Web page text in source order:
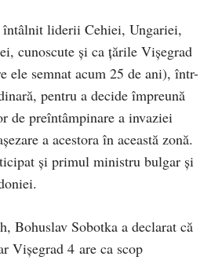
întâlnit liderii Cehiei, Ungariei,
cunoscute şi ca ţările Vişegrad
ele semnat acum 25 de ani), într-
pentru a decide împreună
de preîntâmpinare a invaziei
a acestora în această zonă.
şi primul ministru bulgar şi
Bohuslav Sobotka a declarat că
Vişegrad 4 are ca scop